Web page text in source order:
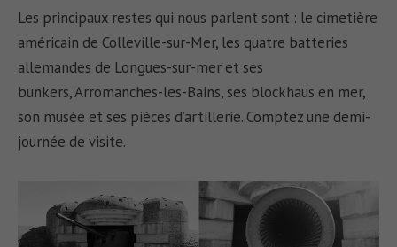
Les principaux restes qui nous parlent sont : le cimetière
américain de Colleville-sur-Mer, les quatre batteries
allemandes de Longues-sur-mer et ses
bunkers, Arromanches-les-Bains, ses blockhaus en mer,
son musée et ses pièces d’artillerie. Comptez une demi-
journée de visite.